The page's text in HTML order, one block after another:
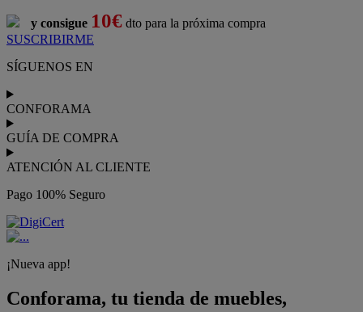
y consigue 10€ dto para la próxima compra
SUSCRIBIRME
SÍGUENOS EN
CONFORAMA
GUÍA DE COMPRA
ATENCIÓN AL CLIENTE
Pago 100% Seguro
¡Nueva app!
Conforama, tu tienda de muebles,